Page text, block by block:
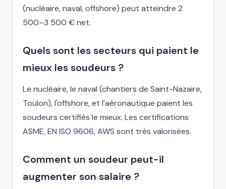
(nucléaire, naval, offshore) peut atteindre 2
500–3 500 € net.
Quels sont les secteurs qui paient le
mieux les soudeurs ?
Le nucléaire, le naval (chantiers de Saint-Nazaire,
Toulon), l'offshore, et l'aéronautique paient les
soudeurs certifiés le mieux. Les certifications
ASME, EN ISO 9606, AWS sont très valorisées.
Comment un soudeur peut-il
augmenter son salaire ?